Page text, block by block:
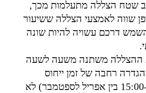
שטח הצללה מתעלמות מכך,
שווה לאמצעי הצללה ששיעור
דרכם עשויה להיות שונה
ההצללה משתנה משעה לשעה
רחבה של זמן ייחוס
(למשל, 15:00-11:00 בין אפריל לספטמבר) לא